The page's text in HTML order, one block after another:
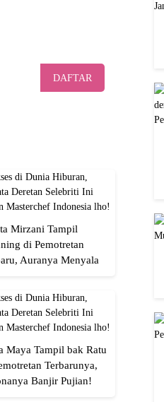
DAFTAR
Mirzani Tampil
di Pemotretan
Auranya Menyala
Maya Tampil bak Ratu
Terbarunya,
Banjir Pujian!